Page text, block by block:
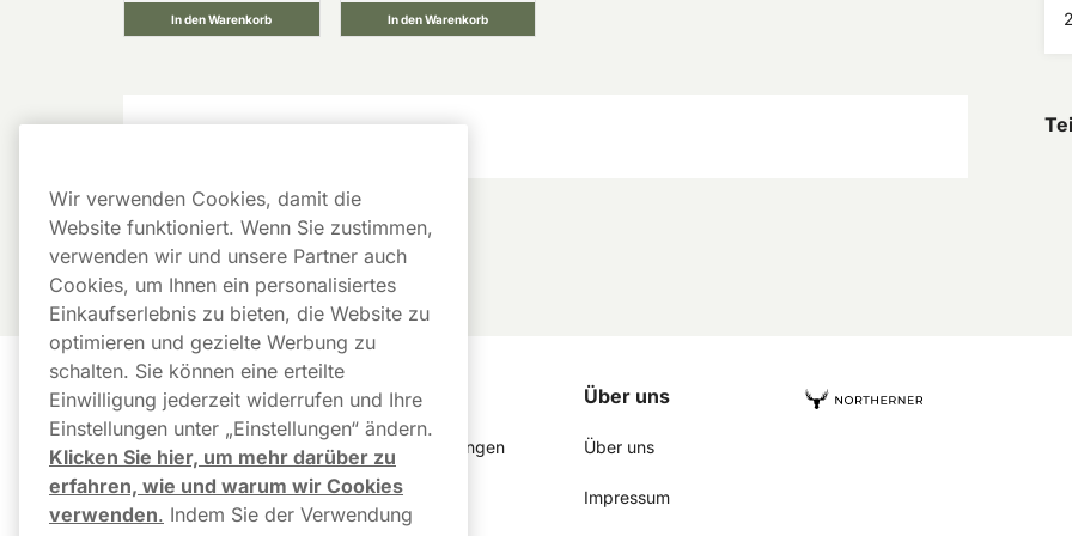
In den Warenkorb In den Warenkorb
Kundendienst
Kundendienst
FAQ
Links
Cookie Einstellungen
Bestellverlauf
Über uns
Über uns
Impressum
Wir verwenden Cookies, damit die
Website funktioniert. Wenn Sie zustimmen,
verwenden wir und unsere Partner auch
Cookies, um Ihnen ein personalisiertes
Einkaufserlebnis zu bieten, die Website zu
optimieren und gezielte Werbung zu
schalten. Sie können eine erteilte
Einwilligung jederzeit widerrufen und Ihre
Einstellungen unter „Einstellungen“ ändern.
Klicken Sie hier, um mehr darüber zu
erfahren, wie und warum wir Cookies
verwenden. Indem Sie der Verwendung